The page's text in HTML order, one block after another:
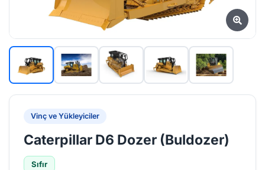
Vinç ve Yükleyiciler
Caterpillar D6 Dozer (Buldozer)
Sıfır